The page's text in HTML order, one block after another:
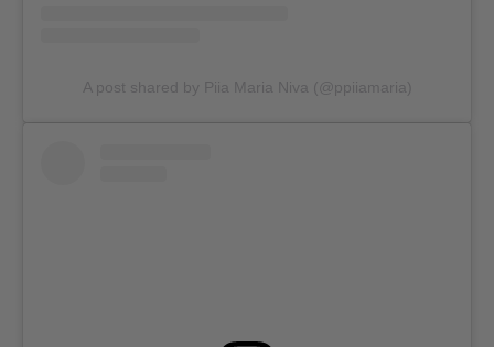
A post shared by Piia Maria Niva (@ppiiamaria)